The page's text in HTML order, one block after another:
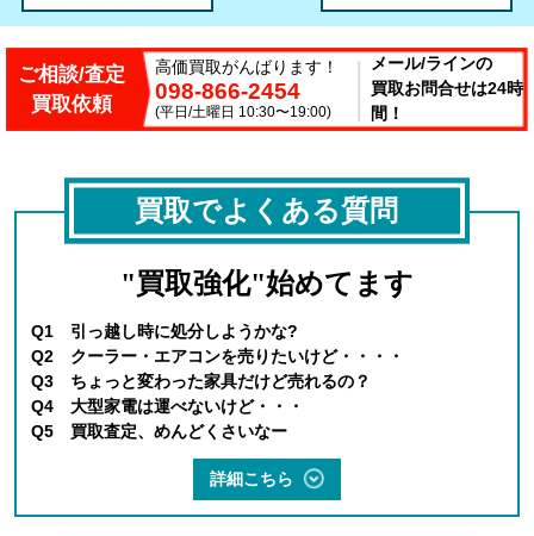
ご相談/査定
買取依頼
高価買取がんばります！
098-866-2454
(平日/土曜日 10:30〜19:00)
メール/ラインの
買取お問合せは24時
間！
買取でよくある質問
"買取強化"始めてます
Q1 引っ越し時に処分しようかな?
Q2 クーラー・エアコンを売りたいけど・・・・
Q3 ちょっと変わった家具だけど売れるの？
Q4 大型家電は運べないけど・・・
Q5 買取査定、めんどくさいなー
詳細こちら